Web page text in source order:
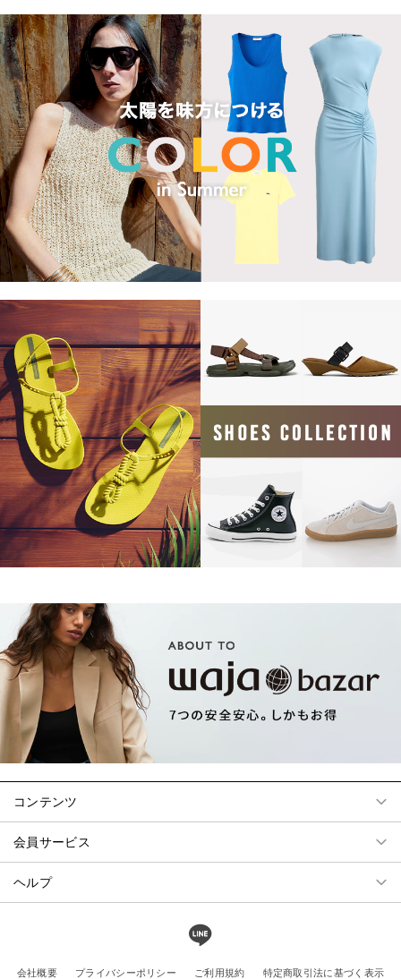
コンテンツ
会員サービス
ヘルプ
会社概要 プライバシーポリシー ご利用規約 特定商取引法に基づく表示